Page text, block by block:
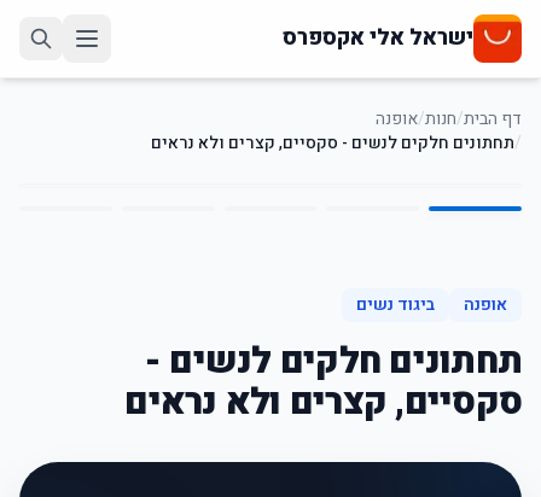
ישראל אלי אקספרס
דף הבית/חנות/אופנה
/תחתונים חלקים לנשים - סקסיים, קצרים ולא נראים
1
/
5
אופנה ביגוד נשים
תחתונים חלקים לנשים -
סקסיים, קצרים ולא נראים